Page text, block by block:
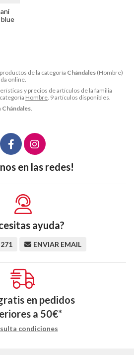
de la categoría Chándales (Hombre)
online.
y precios de artículos de la familia
Hombre . 9 artículos disponibles.
Chándales
blue
en las redes!
ayuda?
ENVIAR EMAIL
en pedidos
a 50€*
condiciones